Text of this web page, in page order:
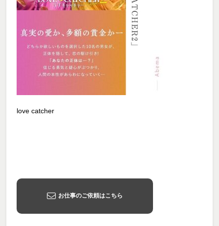
love catcher
お仕事のご依頼はこちら